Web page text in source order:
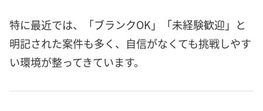
特に最近では、「ブランクOK」「未経験歓迎」と
明記された案件も多く、自信がなくても挑戦しやす
い環境が整ってきています。